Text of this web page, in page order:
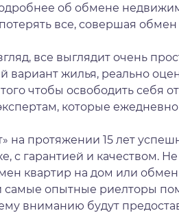
об обмене
потерять все, совершая
все выглядит очень
вариант жилья, реально
чтобы освободить себя
которые
на протяжении 15 лет
с гарантией и качеством.
квартир на дом или
самые опытные риелторы
вниманию будут